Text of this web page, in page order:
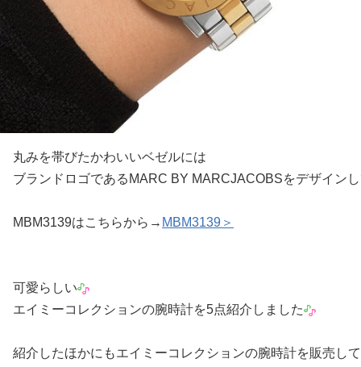
丸みを帯びたかわいいベゼルには
ブランドロゴであるMARC BY MARCJACOBSをデザイン
MBM3139はこちらから→ MBM3139＞
可愛らしい
エイミーコレクションの腕時計を5点紹介しました
紹介したほかにもエイミーコレクションの腕時計を販売し